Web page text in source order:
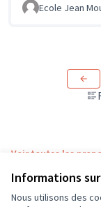
Informations
Nous utilisons des
Ecole Jean
Voir toutes les
Conditions